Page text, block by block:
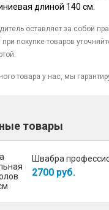
длиной 140 см.
оставляет за собой
покупке товаров
товара у нас, мы
товары
Швабра
2700 руб.